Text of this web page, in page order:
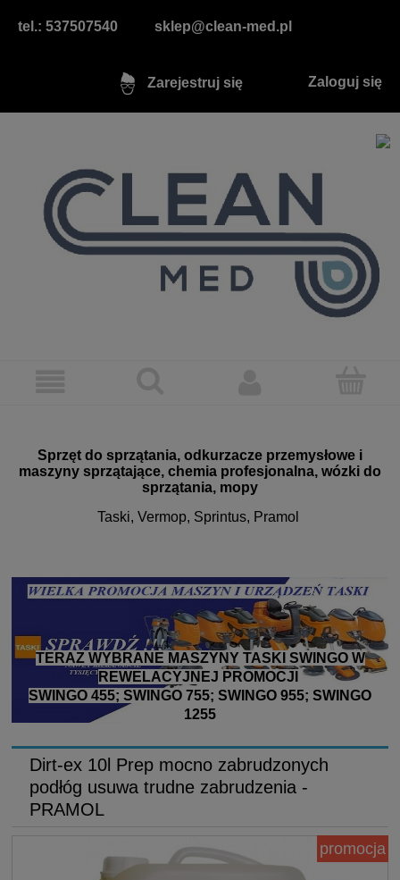
tel.: 537507540 sklep@clean-med.pl
Zarejestruj się Zaloguj się
Sprzęt do sprzątania, odkurzacze przemysłowe i
maszyny sprzątające, chemia profesjonalna, wózki do
sprzątania, mopy
Taski, Vermop, Sprintus, Pramol
TERAZ WYBRANE MASZYNY TASKI SWINGO W
REWELACYJNEJ PROMOCJI
SWINGO 455; SWINGO 755; SWINGO 955; SWINGO
1255
Dirt-ex 10l Prep mocno zabrudzonych
podłóg usuwa trudne zabrudzenia -
PRAMOL
promocja